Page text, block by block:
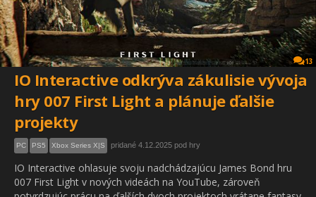
13
IO Interactive odkrýva zákulisie vývoja
hry 007 First Light a plánuje ďalšie
projekty
PC PS5 Xbox Series X|S pridané 4.12.2025 pod hry
IO Interactive ohlasuje svoju nadchádzajúcu James Bond hru
007 First Light v nových videách na YouTube, zároveň